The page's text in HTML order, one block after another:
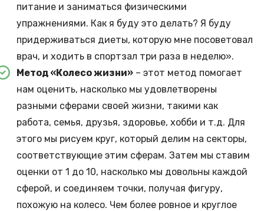
питание и заниматься физическими
упражнениями. Как я буду это делать? Я буду
придерживаться диеты, которую мне посоветовал
врач, и ходить в спортзал три раза в неделю».
Метод «Колесо жизни» – этот метод помогает
нам оценить, насколько мы удовлетворены
разными сферами своей жизни, такими как
работа, семья, друзья, здоровье, хобби и т.д. Для
этого мы рисуем круг, который делим на секторы,
соответствующие этим сферам. Затем мы ставим
оценки от 1 до 10, насколько мы довольны каждой
сферой, и соединяем точки, получая фигуру,
похожую на колесо. Чем более ровное и круглое